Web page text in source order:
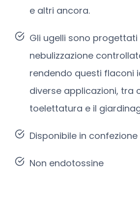
e altri ancora.
Gli ugelli sono progettati
nebulizzazione
rendendo questi flaconi
diverse applicazioni, tra
toelettatura e il
Disponibile in
Non endotossine